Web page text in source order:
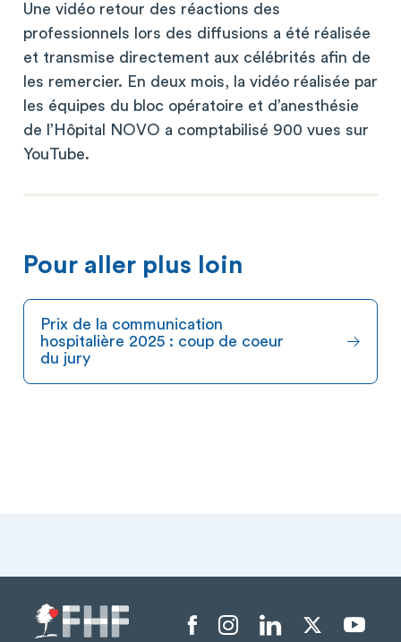
Une vidéo retour des réactions des
professionnels lors des diffusions a été réalisée
et transmise directement aux célébrités afin de
les remercier. En deux mois, la vidéo réalisée par
les équipes du bloc opératoire et d’anesthésie
de l’Hôpital NOVO a comptabilisé 900 vues sur
YouTube.
Pour aller plus loin
Prix de la communication
hospitalière 2025 : coup de coeur
du jury
Menu liens sociaux